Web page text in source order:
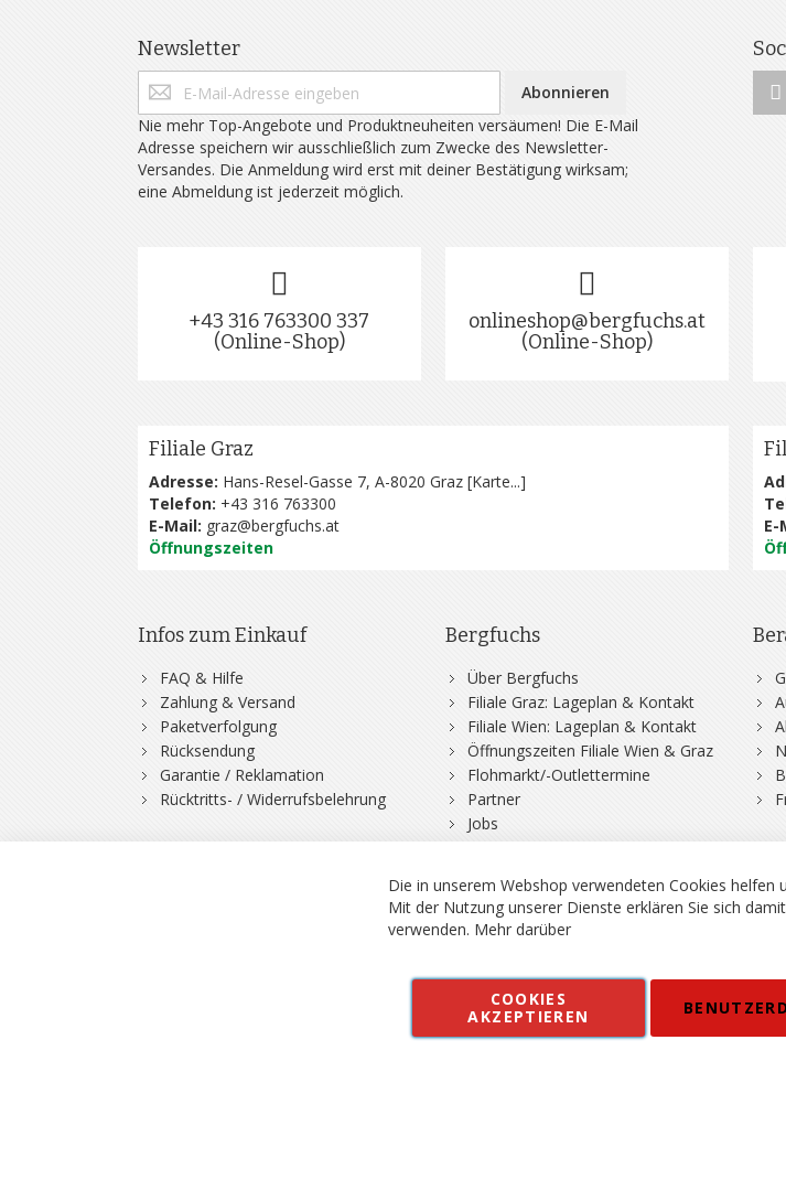
Newsletter
Abonnieren
Nie mehr Top-Angebote und Produktneuheiten versäumen! Die E-Mail
Adresse speichern wir ausschließlich zum Zwecke des Newsletter-
Versandes. Die Anmeldung wird erst mit deiner Bestätigung wirksam;
eine Abmeldung ist jederzeit möglich.
+43 316 763300 337
(Online-Shop)
onlineshop@bergfuchs.at
(Online-Shop)
Filiale Graz
Adresse: Hans-Resel-Gasse 7, A-8020 Graz [Karte...]
Telefon: +43 316 763300
E-Mail: graz@bergfuchs.at
Öffnungszeiten
E-
Infos zum Einkauf
FAQ & Hilfe
Zahlung & Versand
Paketverfolgung
Rücksendung
Garantie / Reklamation
Rücktritts- / Widerrufsbelehrung
Bergfuchs
Über Bergfuchs
Filiale Graz: Lageplan & Kontakt
Filiale Wien: Lageplan & Kontakt
Öffnungszeiten Filiale Wien & Graz
Flohmarkt/-Outlettermine
Partner
Jobs
Vertrag widerrufen Kontakt AGB
Alle Preise inkl. MWSt. in EUR, Angebot solange Vorrat